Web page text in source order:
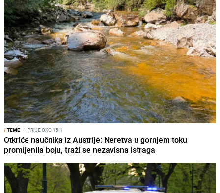
/TEME I PRIJE OKO 15H
Otkriće naučnika iz Austrije: Neretva u gornjem toku
promijenila boju, traži se nezavisna istraga